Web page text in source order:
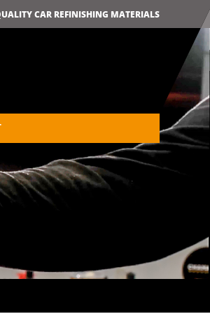
CAR REFINISHING MATERIALS